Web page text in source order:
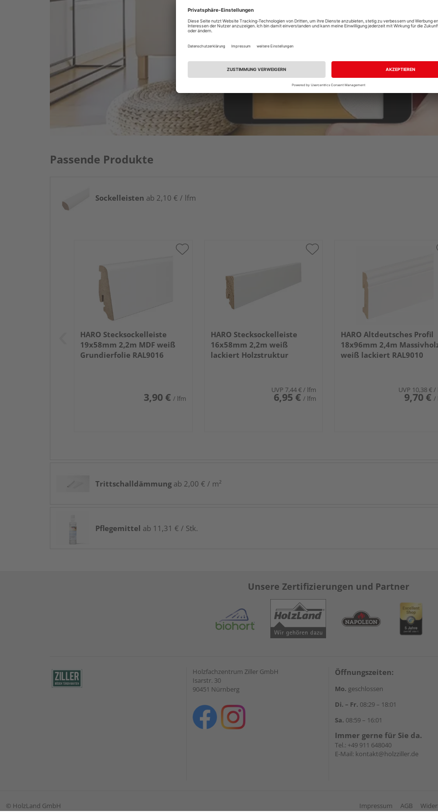
Passende Produkte
Sockelleisten ab 2,10 € / lfm
HARO Stecksockelleiste
19x58mm 2,2m MDF weiß
Grundierfolie RAL9016
3,90 € / lfm
HARO Stecksockelleiste
16x58mm 2,2m weiß
lackiert Holzstruktur
UVP 7,44 € / lfm
6,95 € / lfm
HARO Altdeutsches Profil
18x96mm 2,4m
weiß lackiert RAL9010
UVP 10,38 € /
9,70 € /
Trittschalldämmung ab 2,00 € / m²
Pflegemittel ab 11,31 € / Stk.
Unsere Zertifizierungen und Partner
Holzfachzentrum Ziller GmbH
Isarstr. 30
90451 Nürnberg
Öffnungszeiten:
Mo. geschlossen
Di. – Fr. 08:29 – 18:01
Sa. 08:59 – 16:01
Immer gerne für Sie da.
Tel.: +49 911 648040
E-Mail: kontakt@holzziller.de
© HolzLand GmbH Impressum AGB